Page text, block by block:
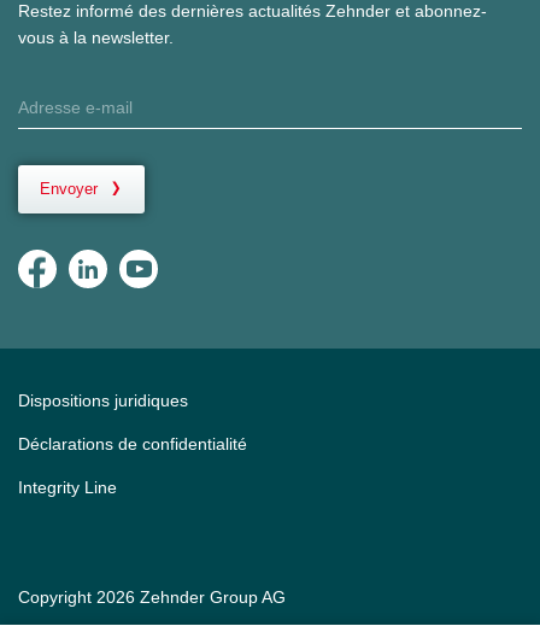
Restez informé des dernières actualités Zehnder et abonnez-
vous à la newsletter.
Envoyer
Copyright 2026 Zehnder Group AG
Dispositions juridiques
Déclarations de confidentialité
Integrity Line